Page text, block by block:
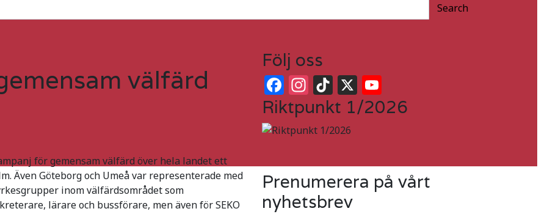
Search
välfärd
för gemensam välfärd över hela landet ett
Även Göteborg och Umeå var representerade med
inom välfärdsområdet som
lärare och bussförare, men även för SEKO
Följ oss
Facebook
Instagram
TikTok
X
Riktpunkt 1/2026
Prenumerera på vårt
nyhetsbrev